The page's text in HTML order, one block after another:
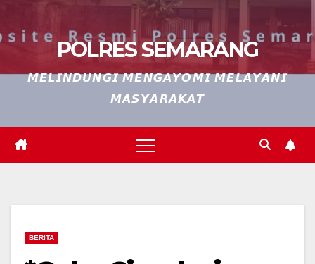
POLRES SEMARANG
𝙈𝙀𝙇𝙄𝙉𝘿𝙐𝙉𝙂𝙄 𝙈𝙀𝙉𝙂𝘼𝙔𝙊𝙈𝙄 𝙈𝙀𝙇𝘼𝙔𝘼𝙉𝙄
𝙈𝘼𝙎𝙔𝘼𝙍𝘼𝙆𝘼𝙏
BERITA